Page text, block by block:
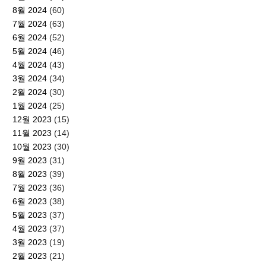
8월 2024 (60)
7월 2024 (63)
6월 2024 (52)
5월 2024 (46)
4월 2024 (43)
3월 2024 (34)
2월 2024 (30)
1월 2024 (25)
12월 2023 (15)
11월 2023 (14)
10월 2023 (30)
9월 2023 (31)
8월 2023 (39)
7월 2023 (36)
6월 2023 (38)
5월 2023 (37)
4월 2023 (37)
3월 2023 (19)
2월 2023 (21)